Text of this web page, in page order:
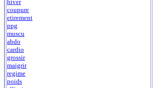
hiver
coupure
etirement
ppg
muscu
abdo
cardio
grossir
maigrir
regime
poids